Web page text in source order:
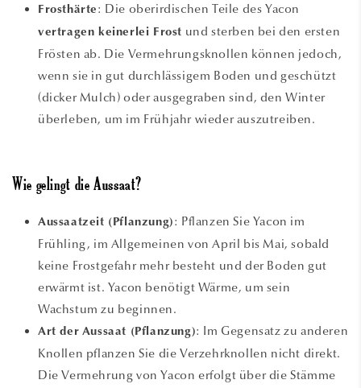
Frosthärte : Die oberirdischen Teile des Yacon
vertragen keinerlei Frost und sterben bei den ersten
Frösten ab. Die Vermehrungsknollen können jedoch,
wenn sie in gut durchlässigem Boden und geschützt
(dicker Mulch) oder ausgegraben sind, den Winter
überleben, um im Frühjahr wieder auszutreiben.
Wie gelingt die Aussaat?
Aussaatzeit (Pflanzung) : Pflanzen Sie Yacon im
Frühling, im Allgemeinen von April bis Mai, sobald
keine Frostgefahr mehr besteht und der Boden gut
erwärmt ist. Yacon benötigt Wärme, um sein
Wachstum zu beginnen.
Art der Aussaat (Pflanzung): Im Gegensatz zu anderen
Knollen pflanzen Sie die Verzehrknollen nicht direkt.
Die Vermehrung von Yacon erfolgt über die Stämme